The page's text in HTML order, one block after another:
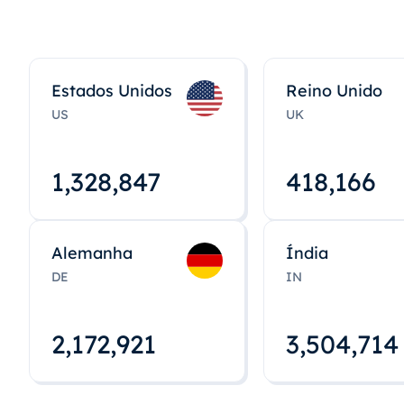
Estados Unidos
US
1,328,848
Reino Unido
UK
418,167
Alemanha
DE
2,172,922
Índia
IN
3,504,715